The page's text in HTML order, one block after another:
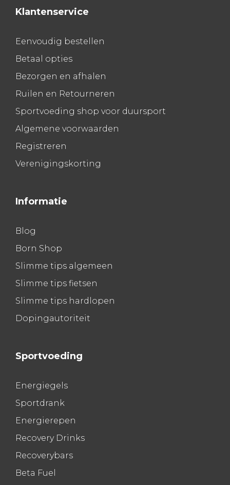
Klantenservice
Eenvoudig bestellen
Betaal opties
Bezorgen en afhalen
Ruilen en Retourneren
Sportvoeding shop voor duursport
Algemene voorwaarden
Registreren
Verenigingskorting
Informatie
Blog
Born Shop
Slimme tips algemeen
Slimme tips fietsen
Slimme tips hardlopen
Dopingautoriteit
Sportvoeding
Energiegels
Sportdrank
Energierepen
Recovery Drinks
Recoverybars
Beta Fuel